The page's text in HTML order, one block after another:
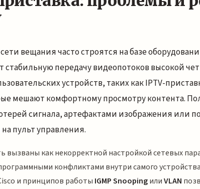
вещания часто строятся на базе
стабильную передачу видеопотоков высокой
устройств, таких как IPTV-
мешают комфортному просмотру контента.
сигнала, артефактами изображения или
пульт управления.
вызваны как некорректной настройкой сетевых
конфликтами внутри самого
и принципов работы IGMP SnoopingилиVLAN